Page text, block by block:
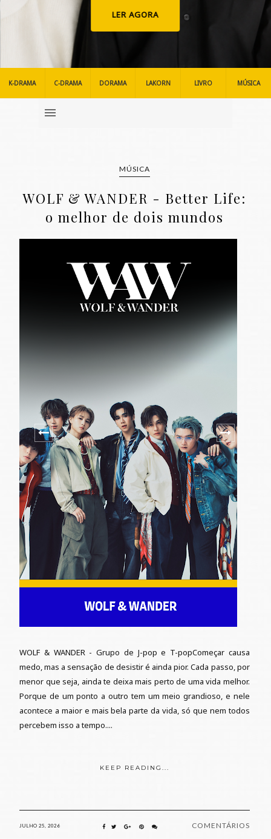
LER AGORA
K-DRAMA C-DRAMA DORAMA LAKORN LIVRO MÚSICA
MÚSICA
WOLF & WANDER - Better Life:
o melhor de dois mundos
WOLF & WANDER - Grupo de J-pop e T-popComeçar causa
medo, mas a sensação de desistir é ainda pior. Cada passo, por
menor que seja, ainda te deixa mais perto de uma vida melhor.
Porque de um ponto a outro tem um meio grandioso, e nele
acontece a maior e mais bela parte da vida, só que nem todos
percebem isso a tempo....
KEEP READING...
JULHO 25, 2026 COMENTÁRIOS